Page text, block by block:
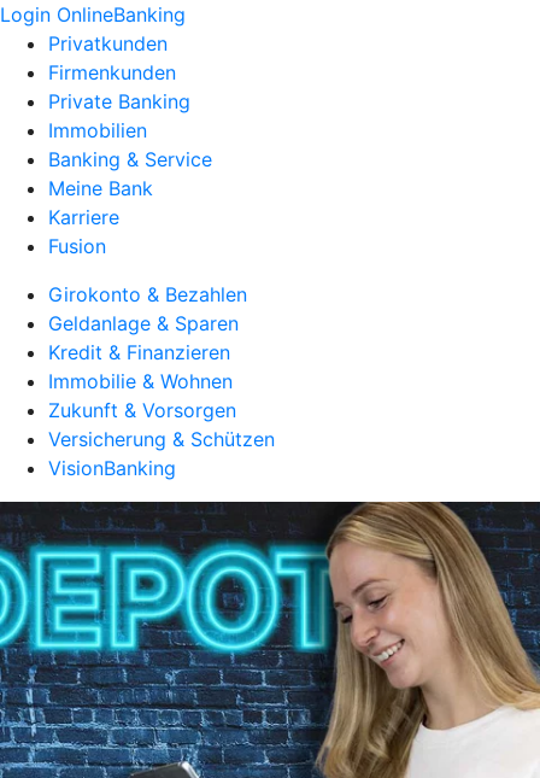
Login OnlineBanking
Privatkunden
Firmenkunden
Private Banking
Immobilien
Banking & Service
Meine Bank
Karriere
Fusion
Girokonto & Bezahlen
Geldanlage & Sparen
Kredit & Finanzieren
Immobilie & Wohnen
Zukunft & Vorsorgen
Versicherung & Schützen
VisionBanking